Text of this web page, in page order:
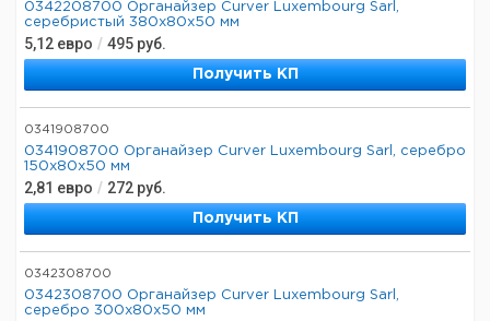
0342208700 Органайзер Curver Luxembourg Sarl,
серебристый 380x80x50 мм
5,12 евро / 495 руб.
Получить КП
0341908700
0341908700 Органайзер Curver Luxembourg Sarl, серебро
150x80x50 мм
2,81 евро / 272 руб.
Получить КП
0342308700
0342308700 Органайзер Curver Luxembourg Sarl,
серебро 300x80x50 мм